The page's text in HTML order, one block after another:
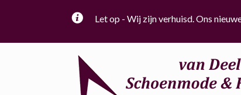
Let op - Wij zijn verhuisd. Ons